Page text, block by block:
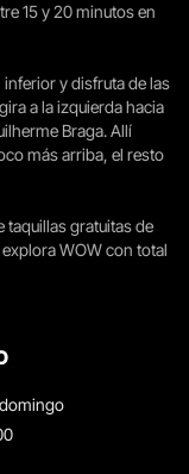
15 y 20 minutos en
inferior y disfruta de las
a la izquierda hacia
Braga. Allí
más arriba, el resto
taquillas gratuitas de
WOW con total